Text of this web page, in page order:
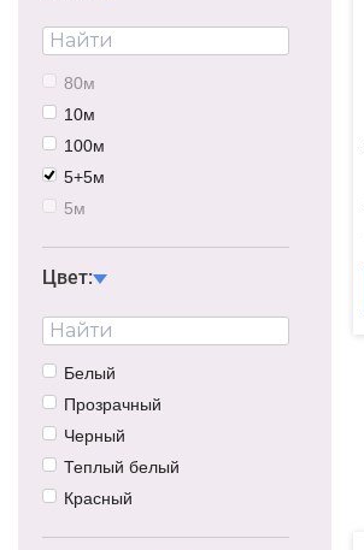
80м
10м
100м
5+5м
5м
1.5м
7м
50см
Цвет:
Белый
Прозрачный
Черный
Теплый белый
Красный